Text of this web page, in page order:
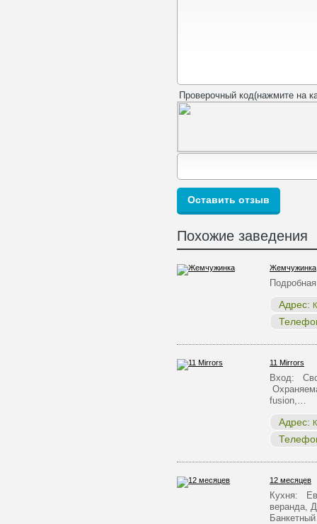
Проверочный код(нажмите на
Похожие заведения
Жемчужинка
Адрес:
11 Mirrors
Вход:
fusion,…
Адрес:
12 месяцев
Кухня:
веранда,